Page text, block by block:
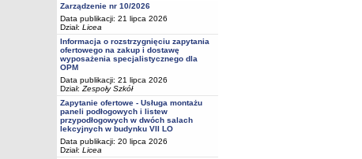
Zarządzenie nr 10/2026
Data publikacji: 21 lipca 2026
Dział: Licea
Informacja o rozstrzygnięciu zapytania
ofertowego na zakup i dostawę
wyposażenia specjalistycznego dla
OPM
Data publikacji: 21 lipca 2026
Dział: Zespoły Szkół
Zapytanie ofertowe - Usługa montażu
paneli podłogowych i listew
przypodłogowych w dwóch salach
lekcyjnych w budynku VII LO
Data publikacji: 20 lipca 2026
Dział: Licea